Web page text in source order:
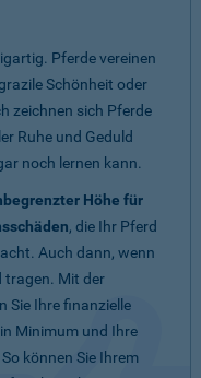
Pferde vereinen
Schönheit oder
zeichnen sich Pferde
Ruhe und Geduld
noch lernen kann.
Höhe für
, die Ihr Pferd
Auch dann, wenn
tragen. Mit der
Sie Ihre finanzielle
Minimum und Ihre
können Sie Ihrem